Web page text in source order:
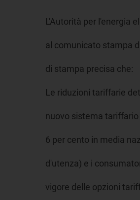
L'Autorità per l'energia
al comunicato stampa
di stampa precisa che:
Le riduzioni tariffarie
nuovo sistema
6 per cento in media
d'utenza) e i
vigore delle opzioni